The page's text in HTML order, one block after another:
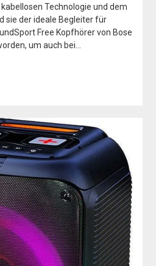
Technologie und dem
sie der ideale Begleiter für
Free Kopfhörer von Bose
um auch bei…